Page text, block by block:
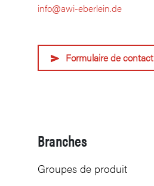
info@awi-eberlein.de
Formulaire de contact
Branches
Groupes de produit